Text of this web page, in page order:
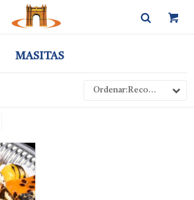
MASITAS
Recomendados